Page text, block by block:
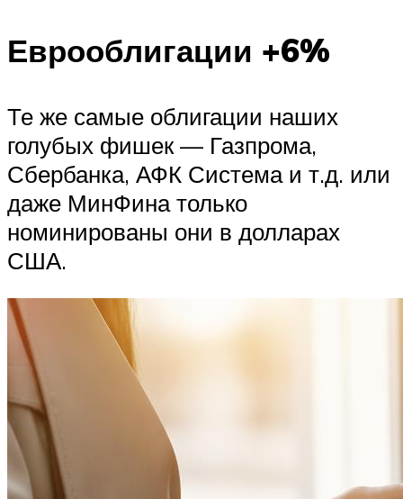
Еврооблигации +6%
Те же самые облигации наших
голубых фишек — Газпрома,
Сбербанка, АФК Система и т.д. или
даже МинФина только
номинированы они в долларах
США.